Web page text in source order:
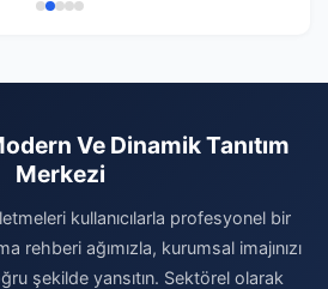
Ve Dinamik Tanıtım
Merkezi
kullanıcılarla profesyonel bir
rehberi ağımızla, kurumsal imajınızı
şekilde yansıtın. Sektörel olarak